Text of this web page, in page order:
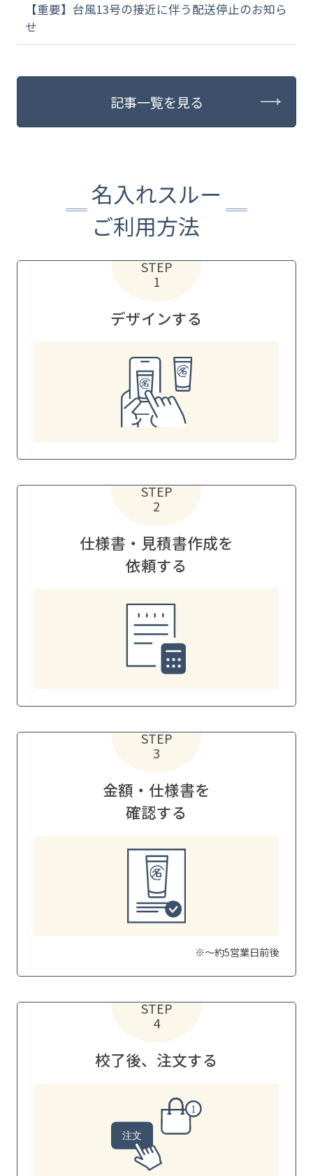
【重要】台風13号の接近に伴う配送停止のお知ら
せ
記事一覧を見る
名入れスルー
ご利用方法
STEP
1
デザインする
STEP
2
仕様書・見積書作成を
依頼する
STEP
3
金額・仕様書を
確認する
※～約5営業日前後
STEP
4
校了後、注文する